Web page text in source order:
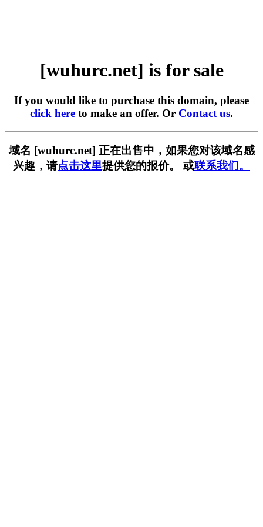
[wuhurc.net] is for sale
If you would like to purchase this domain, please
click here to make an offer. Or Contact us.
域名 [wuhurc.net] 正在出售中，如果您对该域名感
兴趣，请点击这里提供您的报价。 或联系我们。